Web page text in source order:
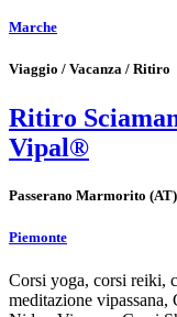
Marche
Viaggio / Vacanza / Ritiro
Ritiro
Vipal®
Passerano Marmorito (AT)
Piemonte
Corsi yoga, corsi reiki,
meditazione